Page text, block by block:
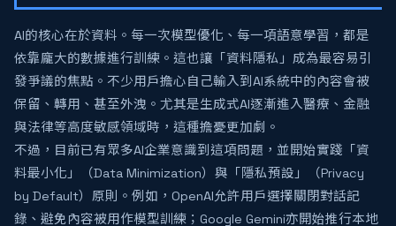
AI的核心在於資料。每一次模型優化、每一項語意學習，都是
依靠龐大的數據進行訓練。這也讓「資料隱私」成為最容易引
發爭議的焦點。不少用戶擔心自己輸入到AI系統中的內容會被
保留、轉用、甚至外洩。尤其是生成式AI逐漸進入醫療、金融
與法律等高度敏感領域時，這種擔憂更加劇。
不過，目前已有眾多AI企業意識到這項問題，並開始實踐「資
料最小化」（Data Minimization）與「隱私預設」（Privacy
by Default）原則。例如，OpenAI允許用戶選擇關閉對話記
錄、避免內容被用作模型訓練；Google Gemini亦開始推行本地